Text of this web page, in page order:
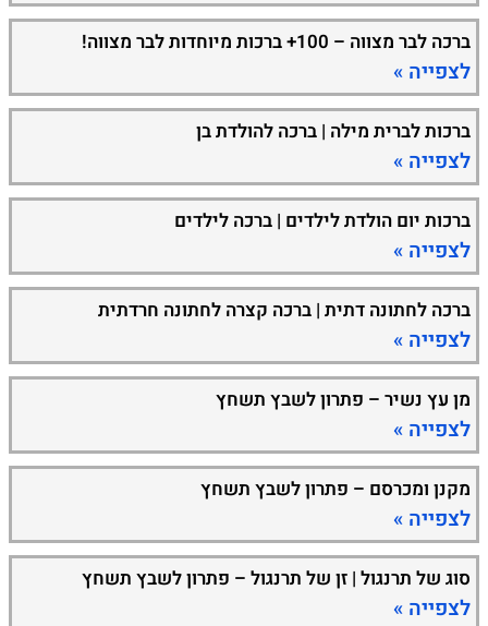
ברכה לבר מצווה – 100+ ברכות מיוחדות לבר מצווה!
לצפייה »
ברכות לברית מילה | ברכה להולדת בן
לצפייה »
ברכות יום הולדת לילדים | ברכה לילדים
לצפייה »
ברכה לחתונה דתית | ברכה קצרה לחתונה חרדתית
לצפייה »
מן עץ נשיר – פתרון לשבץ תשחץ
לצפייה »
מקנן ומכרסם – פתרון לשבץ תשחץ
לצפייה »
סוג של תרנגול | זן של תרנגול – פתרון לשבץ תשחץ
לצפייה »